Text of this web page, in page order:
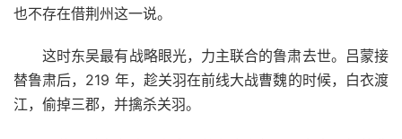
也不存在借荆州这一说。
这时东吴最有战略眼光，力主联合的鲁肃去世。吕蒙接
替鲁肃后，219 年，趁关羽在前线大战曹魏的时候，白衣渡
江，偷掉三郡，并擒杀关羽。